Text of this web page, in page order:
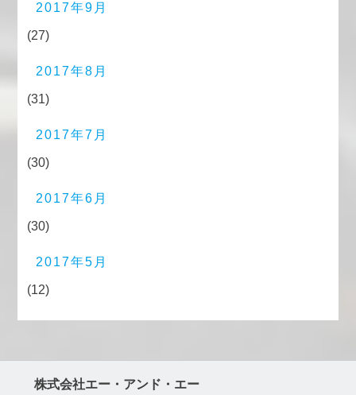
2017年9月
(27)
2017年8月
(31)
2017年7月
(30)
2017年6月
(30)
2017年5月
(12)
株式会社エー・アンド・エー